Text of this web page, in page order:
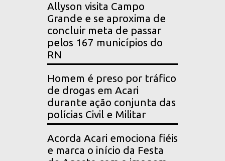
Allyson visita Campo
Grande e se aproxima de
concluir meta de passar
pelos 167 municípios do
RN
Homem é preso por tráfico
de drogas em Acari
durante ação conjunta das
polícias Civil e Militar
Acorda Acari emociona fiéis
e marca o início da Festa